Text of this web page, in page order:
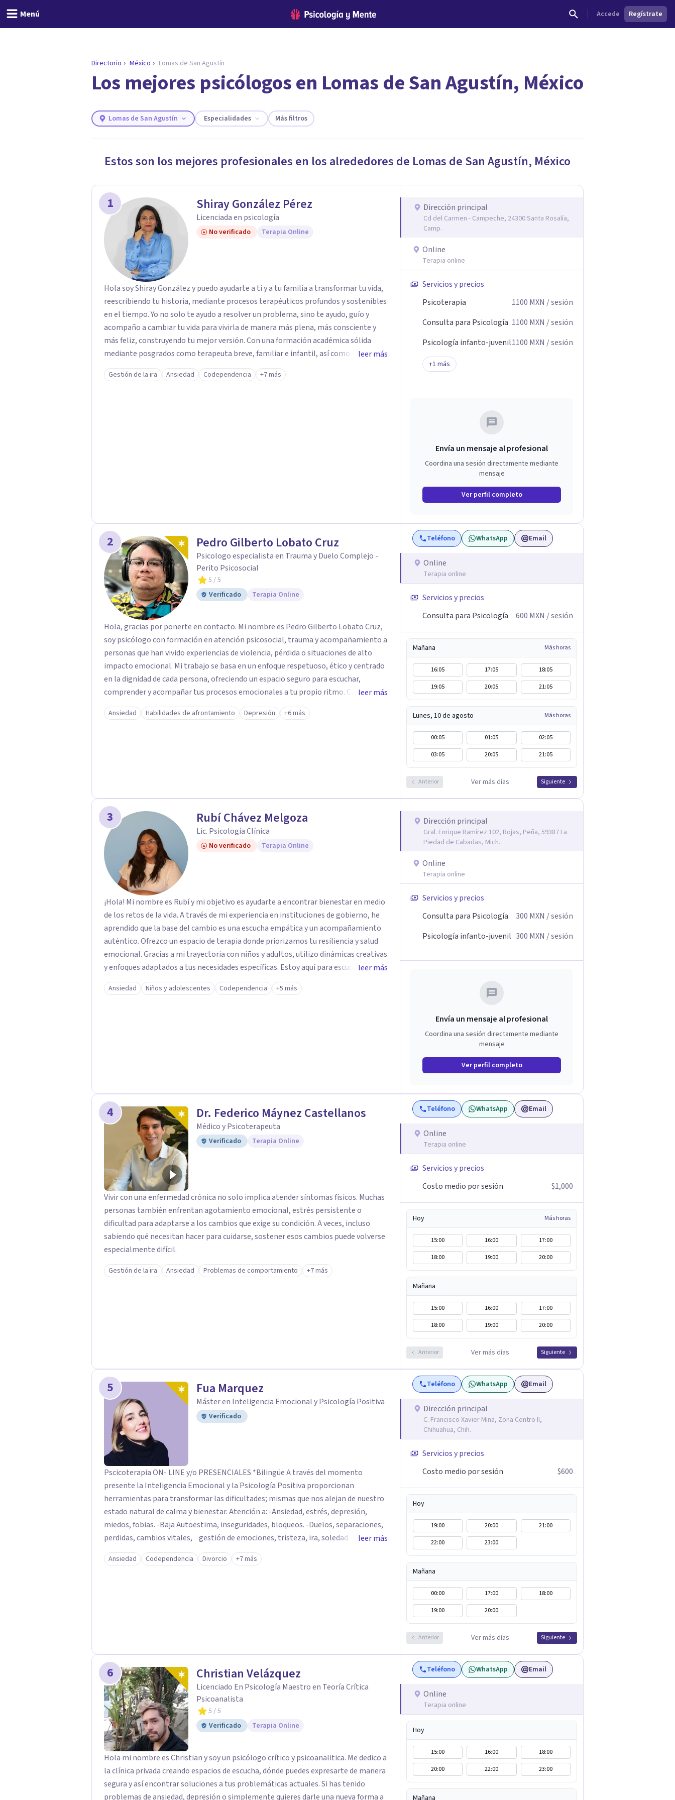
Menú Accede Regístrate
ENCONTRAR MI TERAPEUTA
¿Necesitas ayuda para encontrar el psicólogo adecuado?
Responder cuestionario
Directorio México Lomas de San Agustín
Los mejores psicólogos en Lomas de San Agustín, México
Lomas de San Agustín Especialidades Más filtros
Estos son los mejores profesionales en los alrededores de Lomas de San Agustín, México
1 Shiray González Pérez
Licenciada en psicología
No verificado Terapia Online
Hola soy Shiray González y puedo ayudarte a ti y a tu familia a transformar tu vida,
reescribiendo tu historia, mediante procesos terapéuticos profundos y sostenibles
en el tiempo. Yo no solo te ayudo a resolver un problema, sino te ayudo, guío y
acompaño a cambiar tu vida para vivirla de manera más plena, más consciente y
más feliz, construyendo tu mejor versión. Con una formación académica sólida
mediante posgrados como terapeuta breve, familiar e infantil, así como con
respaldo profesional y experiencia clínica de más de 26 años y personal te
acompaño en el proceso con empatía auténtica y comunicación clara y directa para
leer más
Gestión de la ira Ansiedad Codependencia +7 más
Dirección principal
Cd del Carmen - Campeche, 24300 Santa Rosalía,
Camp.
Online
Terapia online
Servicios y precios
Psicoterapia
1100 MXN / sesión
Consulta para Psicología 1100 MXN / sesión
Psicología infanto-juvenil1100 MXN / sesión
+1 más
Envía un mensaje al profesional
Coordina una sesión directamente mediante
mensaje
Ver perfil completo
2 Pedro Gilberto Lobato Cruz
Psicologo especialista en Trauma y Duelo Complejo -
Perito Psicosocial
5 / 5
Verificado
Terapia Online
Hola, gracias por ponerte en contacto. Mi nombre es Pedro Gilberto Lobato Cruz,
soy psicólogo con formación en atención psicosocial, trauma y acompañamiento a
personas que han vivido experiencias de violencia, pérdida o situaciones de alto
impacto emocional. Mi trabajo se basa en un enfoque respetuoso, ético y centrado
en la dignidad de cada persona, ofreciendo un espacio seguro para escuchar,
comprender y acompañar tus procesos emocionales a tu propio ritmo. Creo
firmemente en la importancia de construir juntos herramientas que fortalezcan el
bienestar, la autonomía y el sentido de vida. Será un gusto acompañarte en este
leer más
Ansiedad Habilidades de afrontamiento Depresión +6 más
Teléfono WhatsApp Email
Online
Terapia online
Servicios y precios
Consulta para Psicología
600 MXN / sesión
Mañana Más horas
16:05 17:05
18:05
19:05
20:05 21:05
Lunes, 10 de agosto Más horas
00:05 01:05
02:05
03:05
20:05 21:05
Anterior Ver más días Siguiente
3 Rubí Chávez Melgoza
Lic. Psicología Clínica
No verificado Terapia Online
¡Hola! Mi nombre es Rubí y mi objetivo es ayudarte a encontrar bienestar en medio
de los retos de la vida. A través de mi experiencia en instituciones de gobierno, he
aprendido que la base del cambio es una escucha empática y un acompañamiento
auténtico. ​Ofrezco un espacio de terapia donde priorizamos tu resiliencia y salud
emocional. Gracias a mi trayectoria con niños y adultos, utilizo dinámicas creativas
y enfoques adaptados a tus necesidades específicas. Estoy aquí para escucharte y
brindarte las herramientas necesarias para fortalecer tu paz mental.
leer más
Ansiedad Niños y adolescentes Codependencia +5 más
Dirección principal
Gral. Enrique Ramírez 102, Rojas, Peña, 59387 La
Piedad de Cabadas, Mich.
Online
Terapia online
Servicios y precios
Consulta para Psicología
300 MXN / sesión
Psicología infanto-juvenil 300 MXN / sesión
Envía un mensaje al profesional
Coordina una sesión directamente mediante
mensaje
Ver perfil completo
4 Dr. Federico Máynez Castellanos
Médico y Psicoterapeuta
Verificado Terapia Online
Vivir con una enfermedad crónica no solo implica atender síntomas físicos. Muchas
personas también enfrentan agotamiento emocional, estrés persistente o
dificultad para adaptarse a los cambios que exige su condición. A veces, incluso
sabiendo qué necesitan hacer para cuidarse, sostener esos cambios puede volverse
especialmente difícil.
Gestión de la ira Ansiedad Problemas de comportamiento +7 más
Teléfono WhatsApp Email
Online
Terapia online
Servicios y precios
Costo medio por sesión
$1,000
Hoy Más horas
15:00 16:00
17:00
18:00
19:00 20:00
Mañana
15:00 16:00
17:00
18:00
19:00 20:00
Anterior Ver más días Siguiente
5 Fua Marquez
Máster en Inteligencia Emocional y Psicología Positiva
Verificado
Pscicoterapia ON- LINE y/o PRESENCIALES *Bilingüe A través del momento
presente la Inteligencia Emocional y la Psicología Positiva proporcionan
herramientas para transformar las dificultades; mismas que nos alejan de nuestro
estado natural de calma y bienestar. Atención a: -Ansiedad, estrés, depresión,
miedos, fobias. -Baja Autoestima, inseguridades, bloqueos. -Duelos, separaciones,
perdidas, cambios vitales, gestión de emociones, tristeza, ira, soledad. Si deseas
resolver una situación determinada o realizar cambios en tu vida, el asesoramiento
profesional será la clave para encontrar las herramientas adecuadas para superar
leer más
Ansiedad Codependencia Divorcio +7 más
Teléfono WhatsApp Email
Dirección principal
C. Francisco Xavier Mina, Zona Centro II,
Chihuahua, Chih.
Servicios y precios
Costo medio por sesión
$600
Hoy
19:00 20:00
21:00
22:00
23:00
Mañana
00:00 17:00
18:00
19:00
20:00
Anterior Ver más días Siguiente
6 Christian Velázquez
Licenciado En Psicología Maestro en Teoría Crítica
Psicoanalista
5 / 5
Verificado
Terapia Online
Hola mi nombre es Christian y soy un psicólogo crítico y psicoanalitica. Me dedico a
la clínica privada creando espacios de escucha, dónde puedes expresarte de manera
segura y así encontrar soluciones a tus problemáticas actuales. Si has tenido
problemas de ansiedad, depresión o simplemente quieres darle una nueva forma a
Teléfono WhatsApp Email
Online
Terapia online
Hoy
15:00 16:00
18:00
20:00
22:00 23:00
Mañana